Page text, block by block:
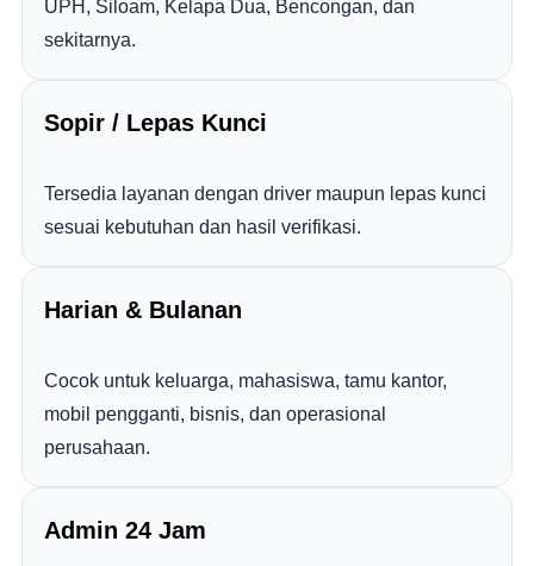
UPH, Siloam, Kelapa Dua, Bencongan, dan
sekitarnya.
Sopir / Lepas Kunci
Tersedia layanan dengan driver maupun lepas kunci
sesuai kebutuhan dan hasil verifikasi.
Harian & Bulanan
Cocok untuk keluarga, mahasiswa, tamu kantor,
mobil pengganti, bisnis, dan operasional
perusahaan.
Admin 24 Jam